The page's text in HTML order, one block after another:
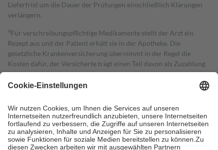
Lieferfrist um die Dauer der Prüfungen einschließlich Klärungen
verlängern.
4Für verschreibungspflichtige Medikamente stellt der Arzt ein
Rezept aus und der Patient erhält sie in der Apotheke. Die
gesetzliche Krankenversicherung übernimmt in der Regel die
Kosten dafür, der Versicherte trägt einen Teil davon als Zuzahlung
mit.
Grundsätzlich leisten Mitglieder Zuzahlungen in Höhe von zehn
höchstens zehn Euro.
Es sind jedoch nie mehr als die tatsächlichen
Kosten der Leistung zu entrichten.
Diese Regeln gelten grundsätzlich auch für Online-Apotheken.
Bei Heilmitteln und häuslicher Krankenpflege beträgt die
Zuzahlung zehn Prozent der Kosten sowie zehn Euro je